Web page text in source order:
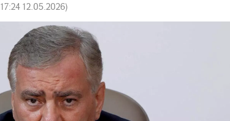
17:24 12.05.2026)